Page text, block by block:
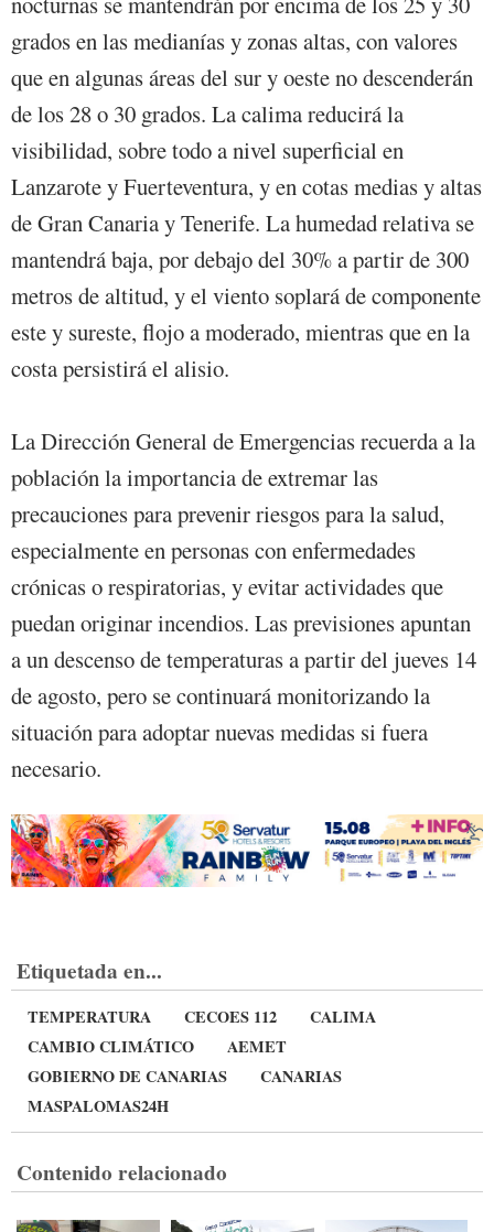
grados en las medianías y zonas altas, con valores
que en algunas áreas del sur y oeste no descenderán
de los 28 o 30 grados. La calima reducirá la
visibilidad, sobre todo a nivel superficial en
Lanzarote y Fuerteventura, y en cotas medias y altas
de Gran Canaria y Tenerife. La humedad relativa se
mantendrá baja, por debajo del 30% a partir de 300
metros de altitud, y el viento soplará de componente
este y sureste, flojo a moderado, mientras que en la
costa persistirá el alisio.
La Dirección General de Emergencias recuerda a la
población la importancia de extremar las
precauciones para prevenir riesgos para la salud,
especialmente en personas con enfermedades
crónicas o respiratorias, y evitar actividades que
puedan originar incendios. Las previsiones apuntan
a un descenso de temperaturas a partir del jueves 14
de agosto, pero se continuará monitorizando la
situación para adoptar nuevas medidas si fuera
necesario.
Etiquetada en...
TEMPERATURA CECOES 112
CALIMA
CAMBIO CLIMÁTICO
AEMET
GOBIERNO DE CANARIAS
CANARIAS
MASPALOMAS24H
Contenido relacionado